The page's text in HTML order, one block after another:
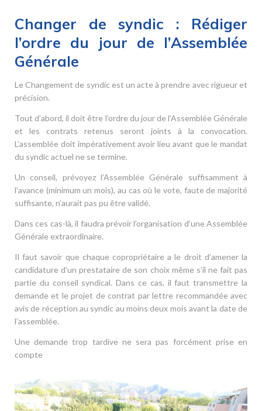
Changer de syndic : Rédiger
l’ordre du jour de l’Assemblée
Générale
Le Changement de syndic est un acte à prendre avec rigueur et
précision.
Tout d’abord, il doit être l’ordre du jour de l’Assemblée Générale
et les contrats retenus seront joints à la convocation.
L’assemblée doit impérativement avoir lieu avant que le mandat
du syndic actuel ne se termine.
Un conseil, prévoyez l’Assemblée Générale suffisamment à
l’avance (minimum un mois), au cas où le vote, faute de majorité
suffisante, n’aurait pas pu être validé.
Dans ces cas-là, il faudra prévoir l’organisation d’une Assemblée
Générale extraordinaire.
Il faut savoir que chaque copropriétaire a le droit d’amener la
candidature d’un prestataire de son choix même s’il ne fait pas
partie du conseil syndical. Dans ce cas, il faut transmettre la
demande et le projet de contrat par lettre recommandée avec
avis de réception au syndic au moins deux mois avant la date de
l’assemblée.
Une demande trop tardive ne sera pas forcément prise en
compte